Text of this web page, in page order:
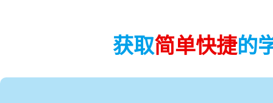
获取简单快捷的